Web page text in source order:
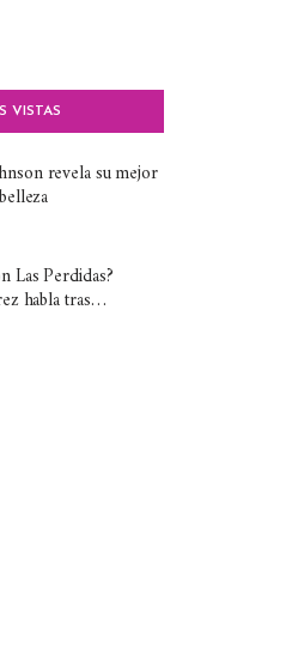
VISTAS
revela su mejor
Las Perdidas?
habla tras…